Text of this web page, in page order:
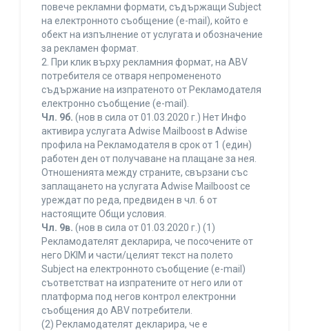
повече рекламни формати, съдържащи Subject
на електронното съобщение (e-mail), който е
обект на изпълнение от услугата и обозначение
за рекламен формат.
2. При клик върху рекламния формат, на ABV
потребителя се отваря непромененото
съдържание на изпратеното от Рекламодателя
електронно съобщение (e-mail).
Чл. 9б. (нов в сила от 01.03.2020 г.) Нет Инфо
активира услугата Adwise Mailboost в Adwise
профила на Рекламодателя в срок от 1 (един)
работен ден от получаване на плащане за нея.
Отношенията между страните, свързани със
заплащането на услугата Adwise Mailboost се
уреждат по реда, предвиден в чл. 6 от
настоящите Общи условия.
Чл. 9в. (нов в сила от 01.03.2020 г.) (1)
Рекламодателят декларира, че посочените от
него DKIM и части/целият текст на полето
Subject на електронното съобщение (e-mail)
съответстват на изпратените от него или от
платформа под негов контрол електронни
съобщения до ABV потребители.
(2) Рекламодателят декларира, че е